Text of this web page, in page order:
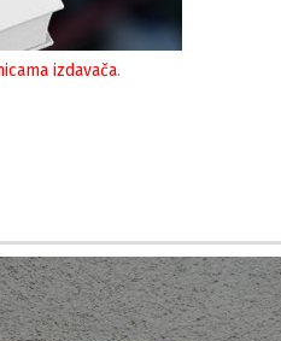
izdavača.